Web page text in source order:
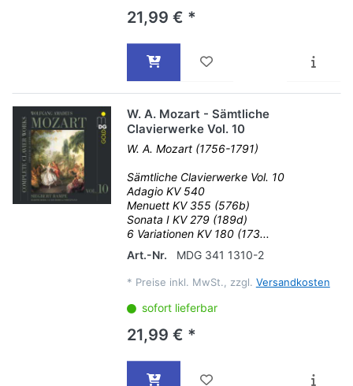
21,99 € *
W. A. Mozart - Sämtliche
Clavierwerke Vol. 10
W. A. Mozart (1756-1791)
Sämtliche Clavierwerke Vol. 10
Adagio KV 540
Menuett KV 355 (576b)
Sonata I KV 279 (189d)
6 Variationen KV 180 (173...
Art.-Nr.
MDG 341 1310-2
* Preise inkl. MwSt., zzgl. Versandkosten
sofort lieferbar
21,99 € *